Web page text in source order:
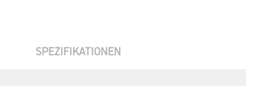
SPEZIFIKATIONEN